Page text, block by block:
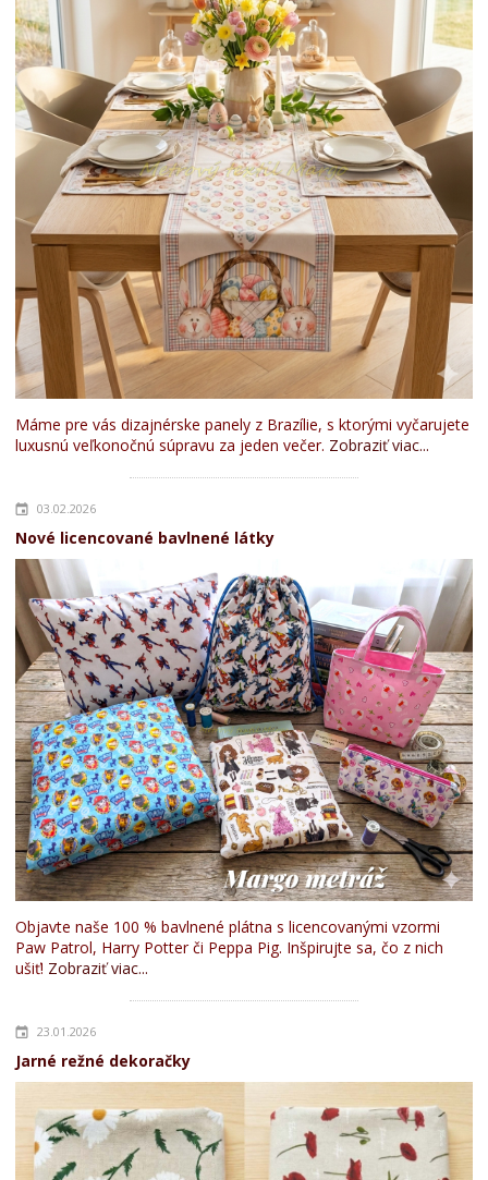
Máme pre vás dizajnérske panely z Brazílie, s ktorými vyčarujete
luxusnú veľkonočnú súpravu za jeden večer. Zobraziť viac...
03.02.2026
Nové licencované bavlnené látky
Objavte naše 100 % bavlnené plátna s licencovanými vzormi
Paw Patrol, Harry Potter či Peppa Pig. Inšpirujte sa, čo z nich
ušiť! Zobraziť viac...
23.01.2026
Jarné režné dekoračky